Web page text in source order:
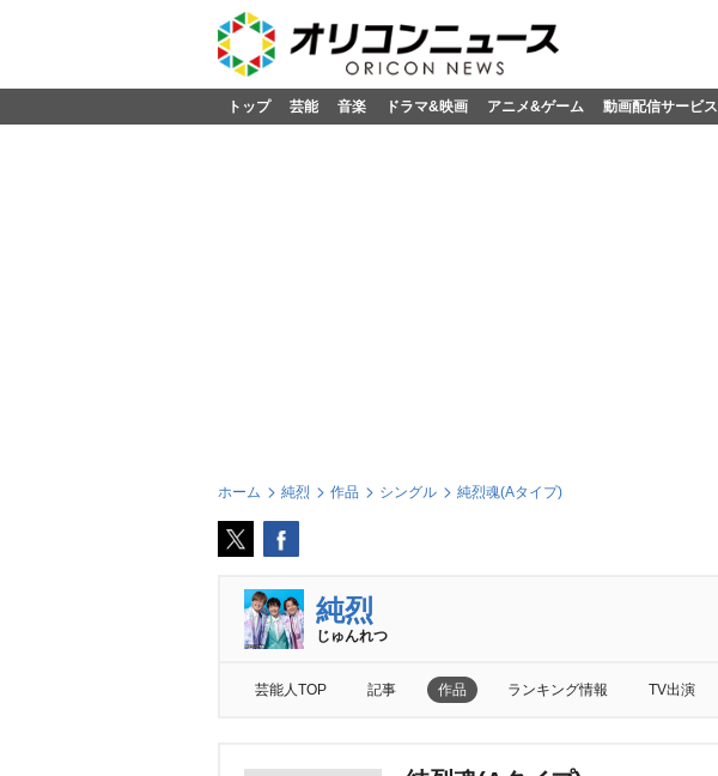
トップ 芸能 音楽 ドラマ&映画 アニメ&ゲーム 動画配信サービス
ホーム 純烈 作品 シングル 純烈魂(Aタイプ)
純烈
じゅんれつ
芸能人TOP 記事 作品 ランキング情報 TV出演